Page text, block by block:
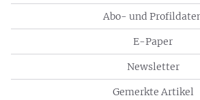
Abo- und
E-Paper
Newsletter
Gemerkte Artikel